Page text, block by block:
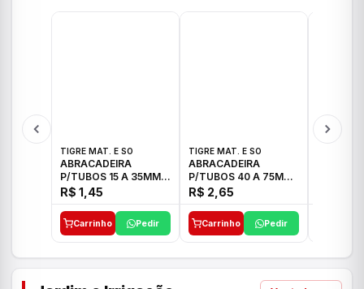
TIGRE MAT. E SO
ABRACADEIRA
P/TUBOS 15 A 35MM
TIGRE
R$ 1,45
Carrinho Pedir
TIGRE MAT. E SO
ABRACADEIRA
P/TUBOS 40 A 75MM
TIGRE
R$ 2,65
Carrinho Pedir